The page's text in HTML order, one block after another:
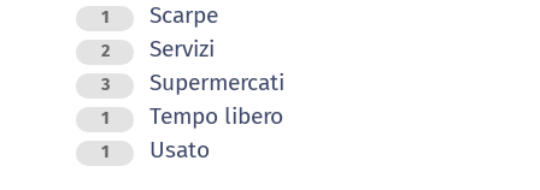
1 Scarpe
2 Servizi
3 Supermercati
1 Tempo libero
1 Usato